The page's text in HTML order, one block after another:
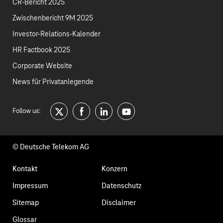
CR-Bericht 2025
Zwischenbericht 9M 2025
Investor-Relations-Kalender
HR Factbook 2025
Corporate Website
News für Privatanlegende
Follow us:
twitterfacebooklinkedinyoutube
© Deutsche Telekom AG
Fußzeilennavigation
Kontakt Konzern
Impressum Datenschutz
Sitemap Disclaimer
Glossar